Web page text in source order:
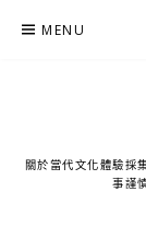
MENU
關於當代文化體驗採
事謹